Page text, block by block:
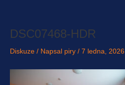
DSC07468-HDR
Diskuze / Napsal piry / 7 ledna, 2026